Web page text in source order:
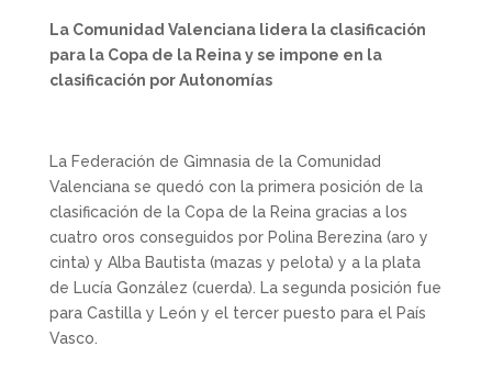
La Comunidad Valenciana lidera la clasificación
para la Copa de la Reina y se impone en la
clasificación por Autonomías
La Federación de Gimnasia de la Comunidad
Valenciana se quedó con la primera posición de la
clasificación de la Copa de la Reina gracias a los
cuatro oros conseguidos por Polina Berezina (aro y
cinta) y Alba Bautista (mazas y pelota) y a la plata
de Lucía González (cuerda). La segunda posición fue
para Castilla y León y el tercer puesto para el País
Vasco.